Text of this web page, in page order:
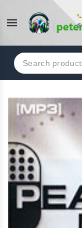
Search
for: